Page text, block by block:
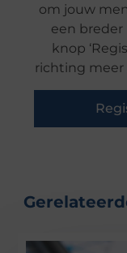
om jouw
een
knop
richting